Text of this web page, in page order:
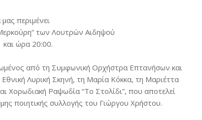
περιμένει
των Λουτρών Αιδηψού
ώρα 20:00.
από τη Συμφωνική Ορχήστρα Επτανήσων και
Λυρική Σκηνή, τη Μαρία Κόκκα, τη Μαριέττα
Χορωδιακή Ραψωδία “Το Στολίδι”, που αποτελεί
ποιητικής συλλογής του Γιώργου Χρήστου.